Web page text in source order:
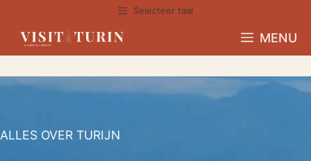
inhoud
Selecteer taal
MENU
ALLES OVER TURIJN